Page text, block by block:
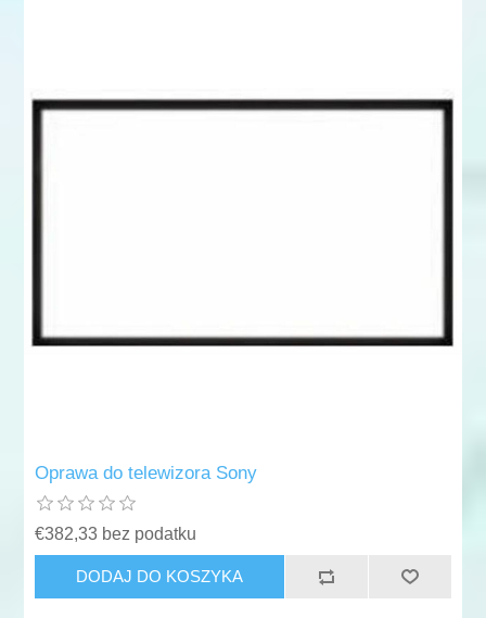
Oprawa do telewizora Sony
€382,33 bez podatku
DODAJ DO KOSZYKA